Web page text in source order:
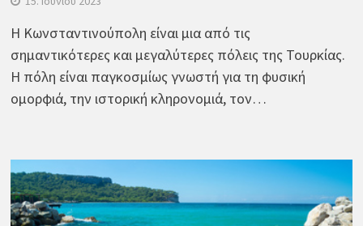
Η Κωνσταντινούπολη είναι μια από τις
σημαντικότερες και μεγαλύτερες πόλεις της Τουρκίας.
Η πόλη είναι παγκοσμίως γνωστή για τη φυσική
ομορφιά, την ιστορική κληρονομιά, τον…